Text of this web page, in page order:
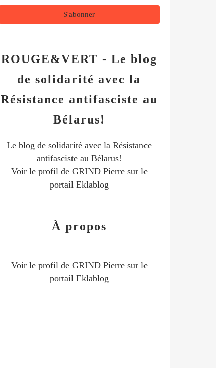
ROUGE&VERT - Le blog
de solidarité avec la
Résistance antifasciste au
Bélarus!
Le blog de solidarité avec la Résistance
antifasciste au Bélarus!
Voir le profil de GRIND Pierresur le
portail Eklablog
À propos
Voir le profil de GRIND Pierresur le
portail Eklablog